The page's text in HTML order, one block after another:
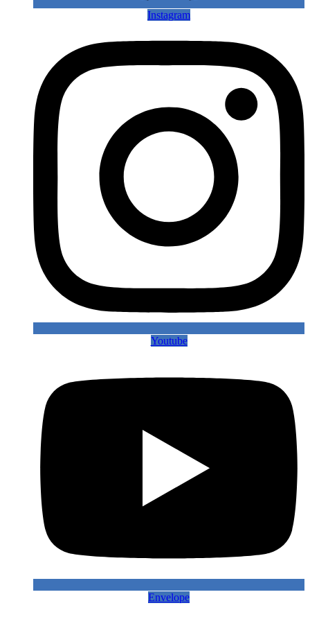
Instagram
Youtube
Envelope